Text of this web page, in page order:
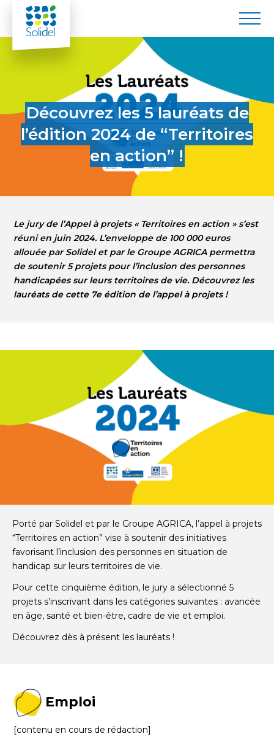
Publié le 08/10/2024
Découvrez les 5 lauréats de
l’édition 2024 de “Territoires
en action” !
Le jury de l’Appel à projets « Territoires en action » s’est
réuni en juin 2024. L’enveloppe de 100 000 euros
allouée par Solidel et par le Groupe AGRICA permettra
de soutenir 5 projets pour l’inclusion des personnes
handicapées sur leurs territoires de vie. Découvrez les
lauréats de cette 7e édition de l’appel à projets !
Porté par Solidel et par le Groupe AGRICA, l’appel à projets
“Territoires en action” vise à soutenir des initiatives
favorisant l’inclusion des personnes en situation de
handicap sur leurs territoires de vie.
Pour cette cinquième édition, le jury a sélectionné 5
projets s’inscrivant dans les catégories suivantes : avancée
en âge, santé et bien-être, cadre de vie et emploi.
Découvrez dès à présent les lauréats !
Emploi
[contenu en cours de rédaction]